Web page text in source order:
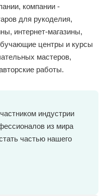
компании -
для рукоделия,
интернет-магазины,
центры и курсы
мастеров,
работы.
индустрии
из мира
частью нашего